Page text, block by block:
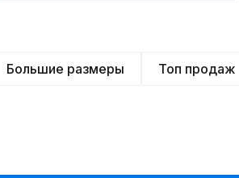
Большие размеры Топ продаж